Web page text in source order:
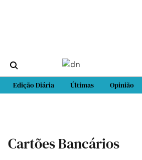
Edição Diária Últimas Opinião
Cartões Bancários